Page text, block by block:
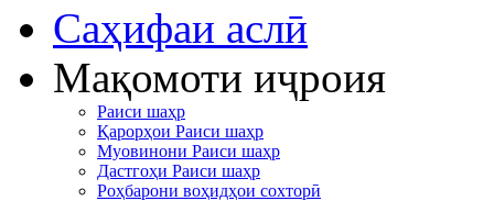
Cаҳифаи аслӣ
Мақомоти иҷроия
Раиси шаҳр
Қарорҳои Раиси шаҳр
Муовинони Раиси шаҳр
Дастгоҳи Раиси шаҳр
Роҳбарони воҳидҳои сохторӣ